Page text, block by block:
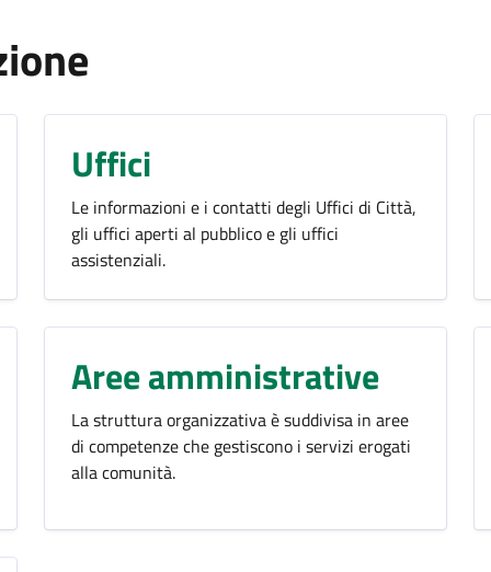
Uffici
Le informazioni e i contatti degli Uffici di Città,
gli uffici aperti al pubblico e gli uffici
assistenziali.
Aree amministrative
La struttura organizzativa è suddivisa in aree
di competenze che gestiscono i servizi erogati
alla comunità.